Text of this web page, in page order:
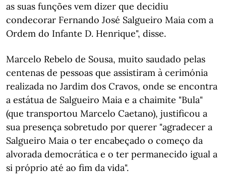
as suas funções vem dizer que decidiu
condecorar Fernando José Salgueiro Maia com a
Ordem do Infante D. Henrique", disse.
Marcelo Rebelo de Sousa, muito saudado pelas
centenas de pessoas que assistiram à cerimónia
realizada no Jardim dos Cravos, onde se encontra
a estátua de Salgueiro Maia e a chaimite "Bula"
(que transportou Marcelo Caetano), justificou a
sua presença sobretudo por querer "agradecer a
Salgueiro Maia o ter encabeçado o começo da
alvorada democrática e o ter permanecido igual a
si próprio até ao fim da vida".